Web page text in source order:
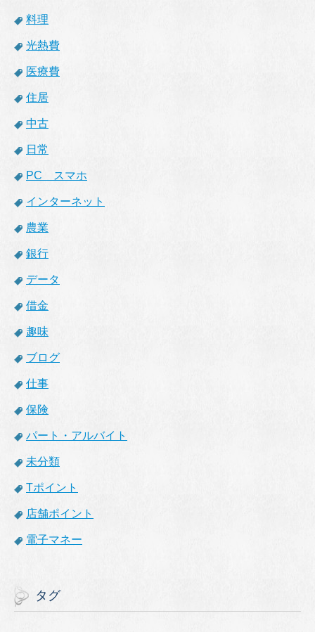
料理
光熱費
医療費
住居
中古
日常
PC スマホ
インターネット
農業
銀行
データ
借金
趣味
ブログ
仕事
保険
パート・アルバイト
未分類
Tポイント
店舗ポイント
電子マネー
タグ